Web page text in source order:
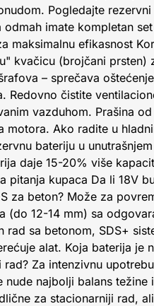
Pogledajte
odmah imate kompletan
maksimalnu efikasnost
kvačicu (brojčani prsten)
– sprečava
Redovno čistite
vazduhom. Prašina
motora. Ako radite u
bateriju u
daje 15-20% više
pitanja kupaca Da li 18V
za beton? Može za
(do 12-14 mm) sa
rad sa betonom, SDS+
alat. Koja baterija je
rad? Za intenzivnu
nude najbolji balans težine
za stacionarniji rad,